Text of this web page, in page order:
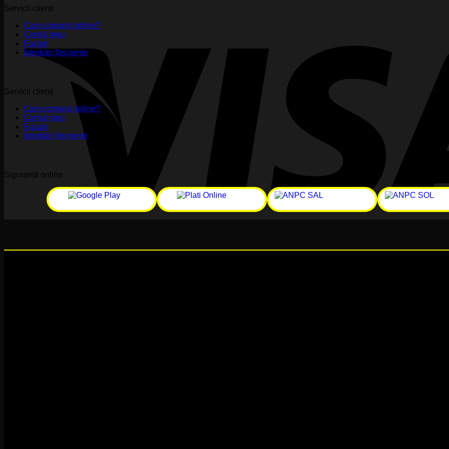
Servicii clienți
Cum comand online?
Contul meu
Facturi
Întrebări frecvente
Servicii clienți
Cum comand online?
Contul meu
Facturi
Întrebări frecvente
Siguranță online